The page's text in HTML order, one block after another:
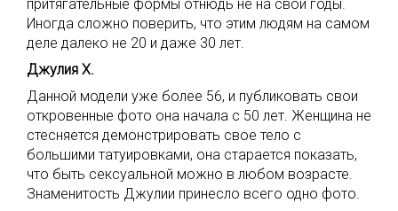
притягательные формы отнюдь не на свои годы.
Иногда сложно поверить, что этим людям на самом
деле далеко не 20 и даже 30 лет.
Джулия Х.
Данной модели уже более 56, и публиковать свои
откровенные фото она начала с 50 лет. Женщина не
стесняется демонстрировать свое тело с
большими татуировками, она старается показать,
что быть сексуальной можно в любом возрасте.
Знаменитость Джулии принесло всего одно фото.